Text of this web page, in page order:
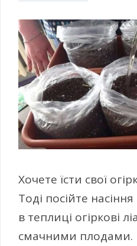
Хочете їсти свої
Тоді посійте
в теплиці огіркові
смачними плодами.